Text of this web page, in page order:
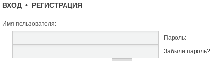
ВХОД • РЕГИСТРАЦИЯ
Имя пользователя:
Пароль:
Забыли пароль?